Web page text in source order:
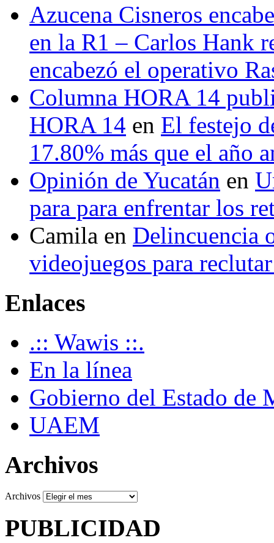
Azucena Cisneros
en la R1 – Carlos Hank
encabezó el operativo
Columna HORA 14
HORA 14 en El festejo
17.80% más que el año
Opinión de Yucatán en
para para enfrentar los
Camila en Delincuencia
videojuegos para
Enlaces
.:: Wawis ::.
En la línea
Gobierno del Estado de
UAEM
Archivos
Archivos
PUBLICIDAD